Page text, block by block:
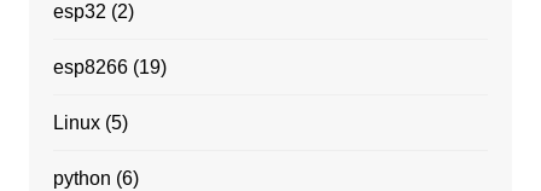
esp32 (2)
esp8266(19)
Linux(5)
python (6)